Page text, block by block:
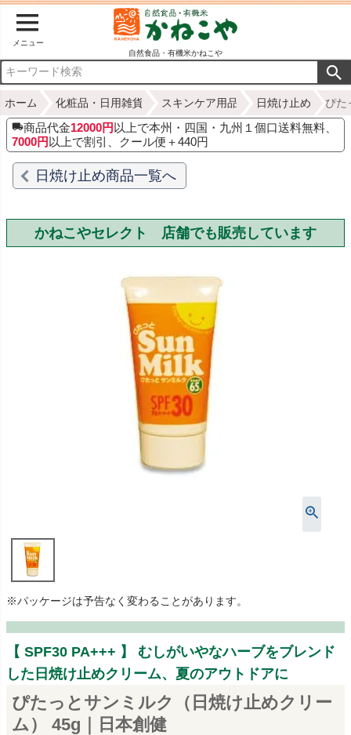
メニュー
自然食品・有機米かねこや
ホーム 化粧品・日用雑貨 スキンケア用品 日焼け止め ぴた
商品代金12000円 以上で本州・四国・九州１個口送料無料、
7000円 以上で割引、クール便＋440円
日焼け止め商品一覧へ
かねこやセレクト 店舗でも販売しています
※パッケージは予告なく変わることがあります。
【 SPF30 PA+++ 】 むしがいやなハーブをブレンド
した日焼け止めクリーム、夏のアウトドアに
ぴたっとサンミルク（日焼け止めクリー
ム） 45g｜日本創健